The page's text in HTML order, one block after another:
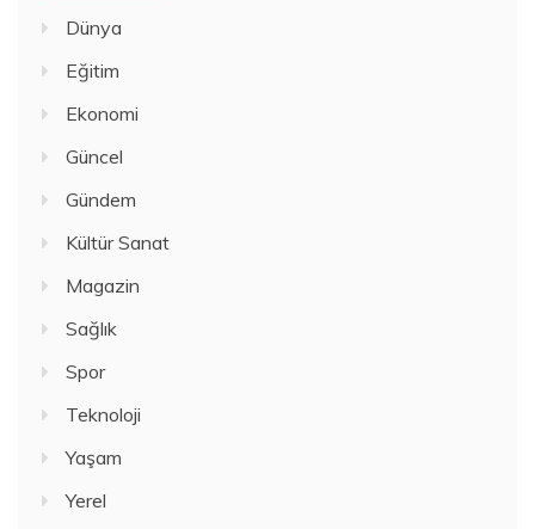
Dünya
Eğitim
Ekonomi
Güncel
Gündem
Kültür Sanat
Magazin
Sağlık
Spor
Teknoloji
Yaşam
Yerel